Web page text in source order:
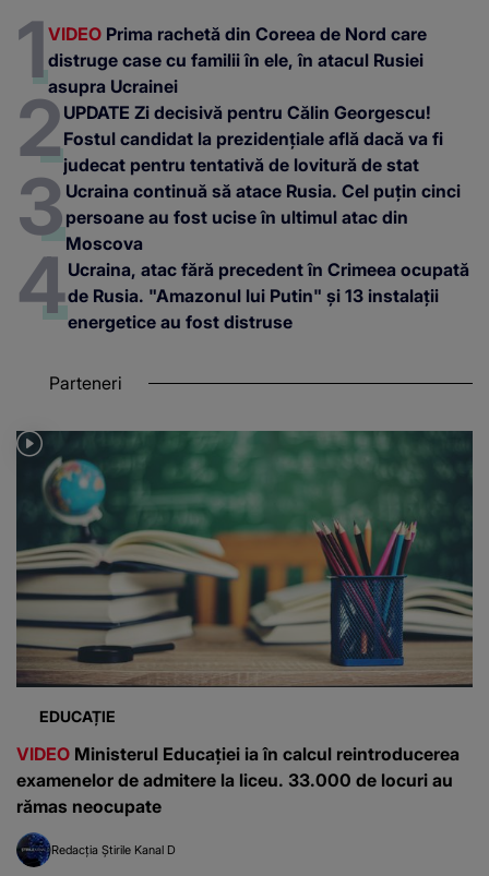
VIDEO Prima rachetă din Coreea de Nord care
distruge case cu familii în ele, în atacul Rusiei
asupra Ucrainei
UPDATE Zi decisivă pentru Călin Georgescu!
Fostul candidat la prezidențiale află dacă va fi
judecat pentru tentativă de lovitură de stat
Ucraina continuă să atace Rusia. Cel puțin cinci
persoane au fost ucise în ultimul atac din
Moscova
Ucraina, atac fără precedent în Crimeea ocupată
de Rusia. "Amazonul lui Putin" și 13 instalații
energetice au fost distruse
Parteneri
EDUCAȚIE
VIDEO Ministerul Educației ia în calcul reintroducerea
examenelor de admitere la liceu. 33.000 de locuri au
rămas neocupate
Redacția Știrile Kanal D